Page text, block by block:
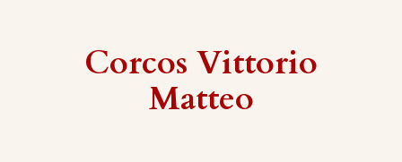
Corcos Vittorio
Matteo